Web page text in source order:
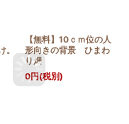
。
【無料】10ｃｍ位の人
形向きの背景 ひまわ
り畑
0円(税別)